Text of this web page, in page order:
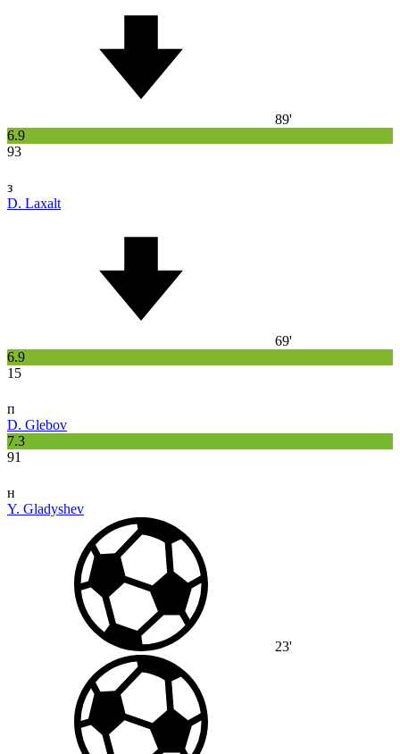
89'
6.9
93
з
D. Laxalt
69'
6.9
15
п
D. Glebov
7.3
91
н
Y. Gladyshev
23'